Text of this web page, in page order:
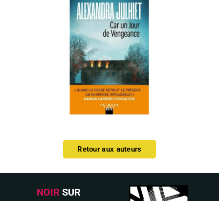
Retour aux auteurs
NOIRSUR